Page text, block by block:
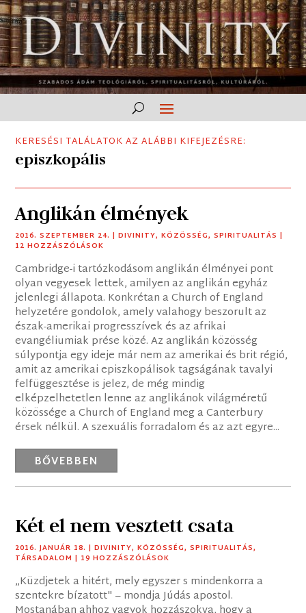
KERESÉSI TALÁLATOK AZ ALÁBBI KIFEJEZÉSRE:
episzkopális
Anglikán élmények
2016. SZEPTEMBER 24. |DIVINITY,KÖZÖSSÉG,SPIRITUALITÁS |
12 HOZZÁSZÓLÁSOK
Cambridge-i tartózkodásom anglikán élményei pont
olyan vegyesek lettek, amilyen az anglikán egyház
jelenlegi állapota. Konkrétan a Church of England
helyzetére gondolok, amely valahogy beszorult az
észak-amerikai progresszívek és az afrikai
evangéliumiak prése közé. Az anglikán közösség
súlypontja egy ideje már nem az amerikai és brit régió,
amit az amerikai episzkopálisok tagságának tavalyi
felfüggesztése is jelez, de még mindig
elképzelhetetlen lenne az anglikánok világméretű
közössége a Church of England meg a Canterbury
érsek nélkül. A szexuális forradalom és az azt egyre...
BŐVEBBEN
Két el nem vesztett csata
2016. JANUÁR 18. |DIVINITY,KÖZÖSSÉG,SPIRITUALITÁS,
TÁRSADALOM | 19 HOZZÁSZÓLÁSOK
„Küzdjetek a hitért, mely egyszer s mindenkorra a
szentekre bízatott" – mondja Júdás apostol.